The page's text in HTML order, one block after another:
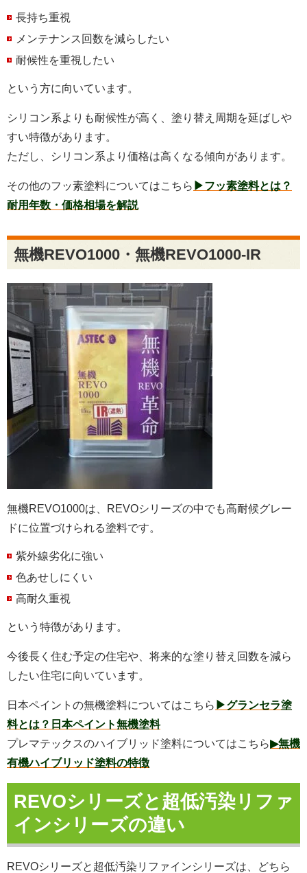
長持ち重視
メンテナンス回数を減らしたい
耐候性を重視したい
という方に向いています。
シリコン系よりも耐候性が高く、塗り替え周期を延ばしや
すい特徴があります。
ただし、シリコン系より価格は高くなる傾向があります。
その他のフッ素塗料についてはこちら ▶フッ素塗料とは？
耐用年数・価格相場を解説
無機REVO1000・無機REVO1000-IR
無機REVO1000は、REVOシリーズの中でも高耐候グレー
ドに位置づけられる塗料です。
紫外線劣化に強い
色あせしにくい
高耐久重視
という特徴があります。
今後長く住む予定の住宅や、将来的な塗り替え回数を減ら
したい住宅に向いています。
日本ペイントの無機塗料についてはこちら ▶グランセラ塗
料とは？日本ペイント無機塗料
プレマテックスのハイブリッド塗料についてはこちら▶無機
有機ハイブリッド塗料の特徴
REVOシリーズと超低汚染リファ
インシリーズの違い
REVOシリーズと超低汚染リファインシリーズは、どちら